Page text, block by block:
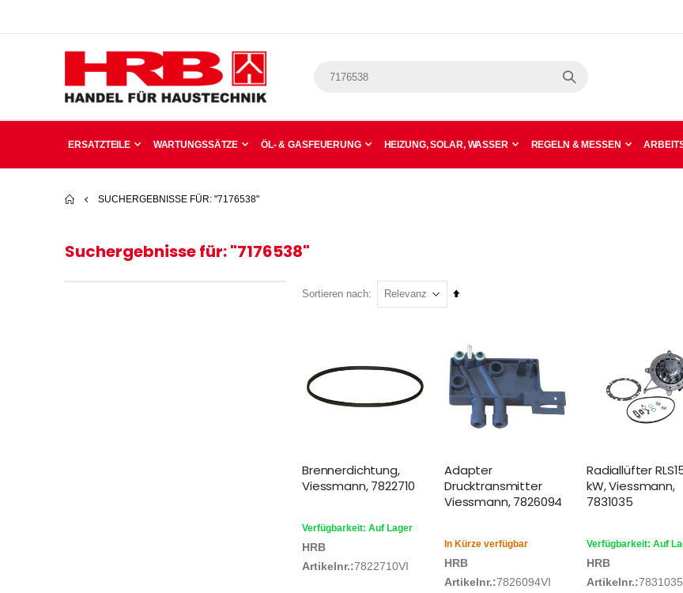
ERSATZTEILE WARTUNGSSÄTZE ÖL- & GASFEUERUNG HEIZUNG, SOLAR, WASSER REGELN & MESSEN
SUCHERGEBNISSE FÜR: "7176538"
Suchergebnisse für: "7176538"
Sortieren nach
In
Brennerdichtung,
Viessmann, 7822710
Verfügbarkeit: Auf Lager
HRB
Artikelnr.:7822710VI
Adapter
Drucktransmitter
Viessmann, 7826094
In Kürze verfügbar
HRB
Artikelnr.:7826094VI
Radiallüfter
kW, Viessmann,
7831035
Verfügbarkeit: Auf
HRB
Artikelnr.: